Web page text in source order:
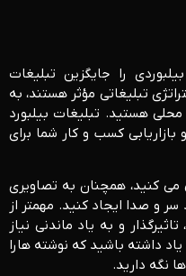
را جایگزین‌ تبلیغات
تبلیغاتی مؤثر هستند، به
هستید. تبلیغات بیلبورد
بازاریابی کسب و کار شما برای
می کنید، همچنان به تصاویری
سر و صدا ایجاد کنید. مهمتر از
و به یاد ماندنی نیاز
داشته باشید که نوشته هارا
نگه دارید.